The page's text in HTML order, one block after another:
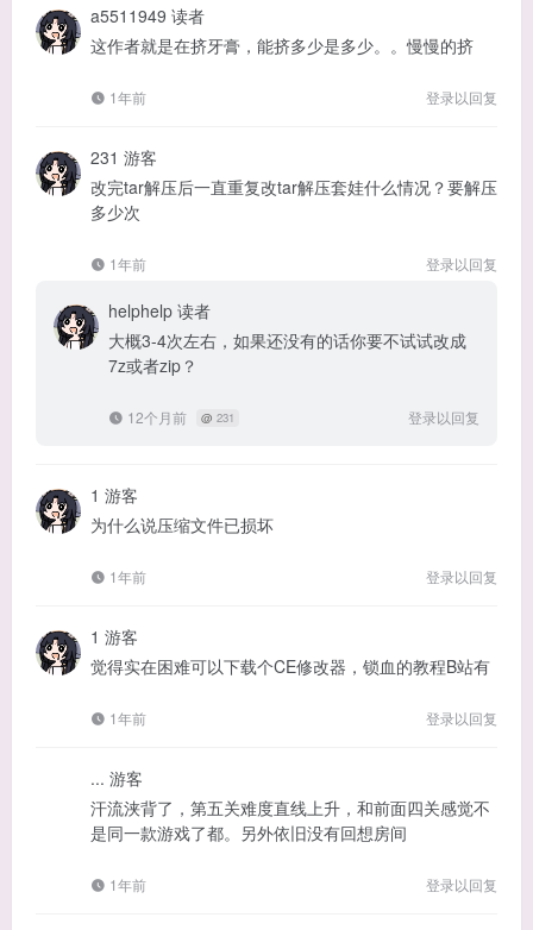
a5511949 读者
这作者就是在挤牙膏，能挤多少是多少。。慢慢的挤
1年前 登录以回复
231 游客
改完tar解压后一直重复改tar解压套娃什么情况？要解压
多少次
1年前 登录以回复
helphelp 读者
大概3-4次左右，如果还没有的话你要不试试改成
7z或者zip？
12个月前 @ 231 登录以回复
1 游客
为什么说压缩文件已损坏
1年前 登录以回复
1 游客
觉得实在困难可以下载个CE修改器，锁血的教程B站有
1年前 登录以回复
... 游客
汗流浃背了，第五关难度直线上升，和前面四关感觉不
是同一款游戏了都。另外依旧没有回想房间
1年前 登录以回复